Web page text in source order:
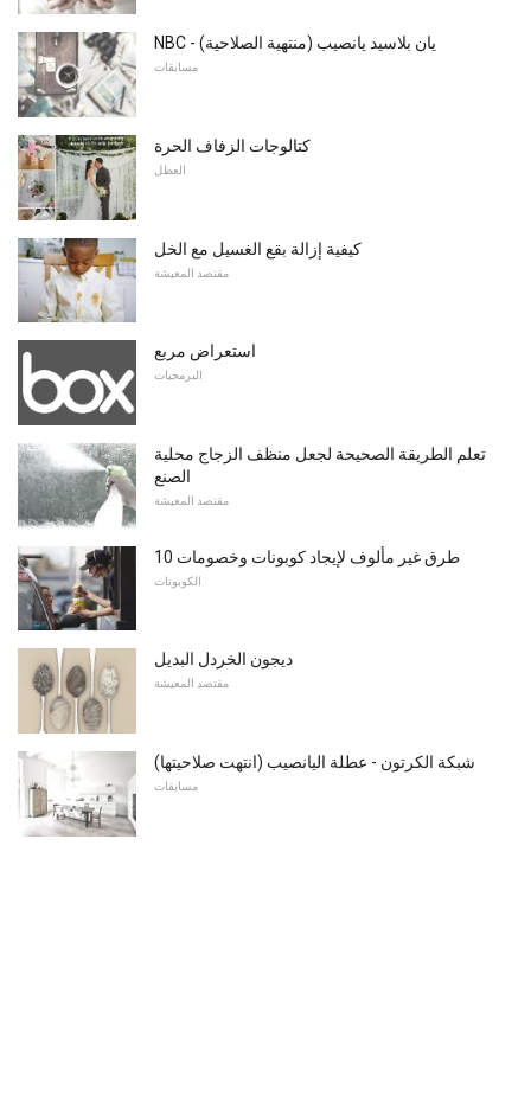
NBC - يان بلاسيد يانصيب (منتهية الصلاحية)
مسابقات
كتالوجات الزفاف الحرة
العطل
كيفية إزالة بقع الغسيل مع الخل
مقتصد المعيشة
استعراض مربع
البرمجيات
تعلم الطريقة الصحيحة لجعل منظف الزجاج محلية
الصنع
مقتصد المعيشة
10 طرق غير مألوف لإيجاد كوبونات وخصومات
الكوبونات
ديجون الخردل البديل
مقتصد المعيشة
شبكة الكرتون - عطلة اليانصيب (انتهت صلاحيتها)
مسابقات